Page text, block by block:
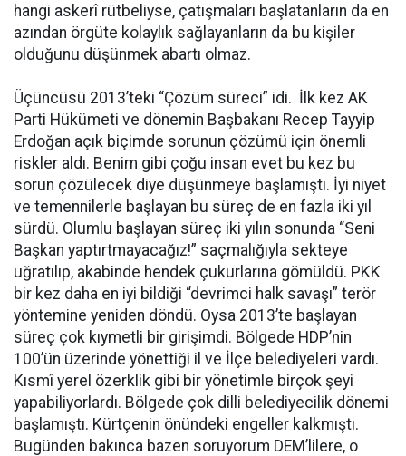
hangi askerî rütbeliyse, çatışmaları başlatanların da en
azından örgüte kolaylık sağlayanların da bu kişiler
olduğunu düşünmek abartı olmaz.
Üçüncüsü 2013’teki “Çözüm süreci” idi. İlk kez AK
Parti Hükümeti ve dönemin Başbakanı Recep Tayyip
Erdoğan açık biçimde sorunun çözümü için önemli
riskler aldı. Benim gibi çoğu insan evet bu kez bu
sorun çözülecek diye düşünmeye başlamıştı. İyi niyet
ve temennilerle başlayan bu süreç de en fazla iki yıl
sürdü. Olumlu başlayan süreç iki yılın sonunda “Seni
Başkan yaptırtmayacağız!” saçmalığıyla sekteye
uğratılıp, akabinde hendek çukurlarına gömüldü. PKK
bir kez daha en iyi bildiği “devrimci halk savaşı” terör
yöntemine yeniden döndü. Oysa 2013’te başlayan
süreç çok kıymetli bir girişimdi. Bölgede HDP’nin
100’ün üzerinde yönettiği il ve İlçe belediyeleri vardı.
Kısmî yerel özerklik gibi bir yönetimle birçok şeyi
yapabiliyorlardı. Bölgede çok dilli belediyecilik dönemi
başlamıştı. Kürtçenin önündeki engeller kalkmıştı.
Bugünden bakınca bazen soruyorum DEM’lilere, o